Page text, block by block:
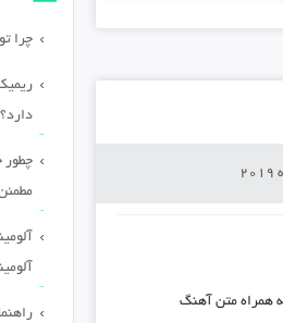
چرا
دارد؟
چطور